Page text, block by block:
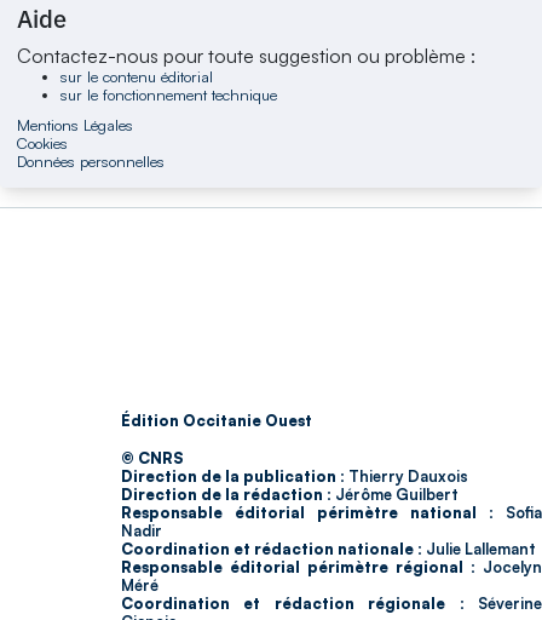
Aide
Contactez-nous pour toute suggestion ou problème :
sur le contenu éditorial
sur le fonctionnement technique
Mentions Légales
Cookies
Données personnelles
Édition Occitanie Ouest
© CNRS
Direction de la publication : Thierry Dauxois
Direction de la rédaction : Jérôme Guilbert
Responsable éditorial périmètre national : Sofia
Nadir
Coordination et rédaction nationale : Julie Lallemant
Responsable éditorial périmètre régional : Jocelyn
Méré
Coordination et rédaction régionale : Séverine